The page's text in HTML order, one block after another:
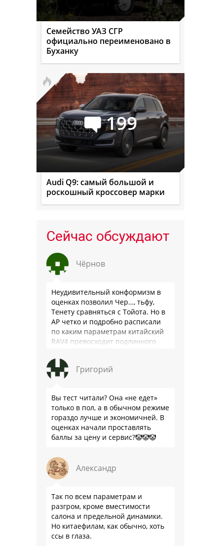
Семейство УАЗ СГР
официально переименовано в
Буханку
199
Audi Q9: самый большой и
роскошный кроссовер марки
Сейчас обсуждают
Чёрнов
Неудивительный конформизм в
оценках позволил Чер…, тьфу,
Тенету сравняться с Тойота. Но в
АР четко и подробно расписали
по каким параметрам китайский
RAV4 превосходит подлинного
подвеска едет ровно и приятно …
Григорий
Вы тест читали? Она «не едет»
только в пол, а в обычном режиме
гораздо лучше и экономичней. В
оценках начали проставлять
баллы за цену и сервис?🤡🤡🤡
Александр
Так по всем параметрам и
разгром, кроме вместимости
салона и предельной динамики.
Но китаефилам, как обычно, хоть
ссы в глаза.